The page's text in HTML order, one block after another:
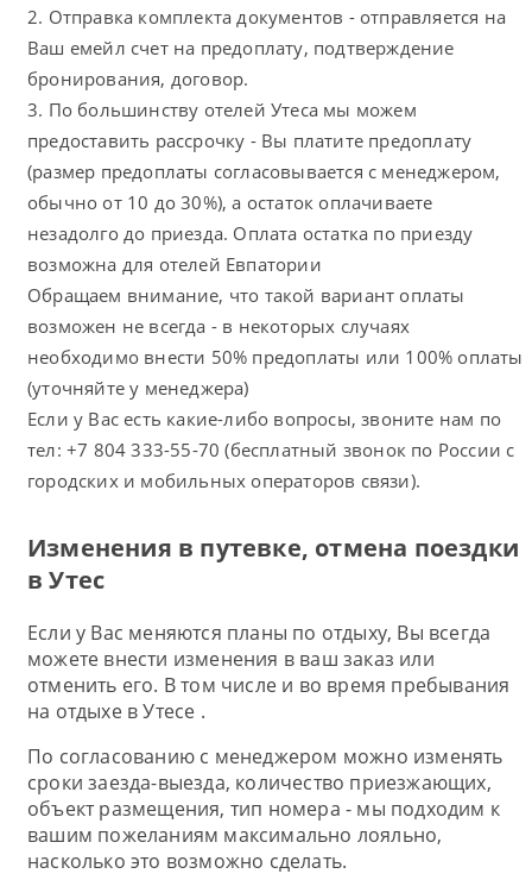
2. Отправка комплекта документов - отправляется на
Ваш емейл счет на предоплату, подтверждение
бронирования, договор.
3. По большинству отелей Утеса мы можем
предоставить рассрочку - Вы платите предоплату
(размер предоплаты согласовывается с менеджером,
обычно от 10 до 30%), а остаток оплачиваете
незадолго до приезда. Оплата остатка по приезду
возможна для отелей Евпатории
Обращаем внимание, что такой вариант оплаты
возможен не всегда - в некоторых случаях
необходимо внести 50% предоплаты или 100% оплаты
(уточняйте у менеджера)
Если у Вас есть какие-либо вопросы, звоните нам по
тел: +7 804 333-55-70 (бесплатный звонок по России с
городских и мобильных операторов связи).
Изменения в путевке, отмена поездки
в Утес
Если у Вас меняются планы по отдыху, Вы всегда
можете внести изменения в ваш заказ или
отменить его. В том числе и во время пребывания
на отдыхе в Утесе .
По согласованию с менеджером можно изменять
сроки заезда-выезда, количество приезжающих,
объект размещения, тип номера - мы подходим к
вашим пожеланиям максимально лояльно,
насколько это возможно сделать.